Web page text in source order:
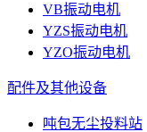
VB振动电机
YZS振动电机
YZO振动电机
配件及其他设备
吨包无尘投料站